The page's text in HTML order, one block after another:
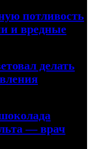
потливость
и вредные
делать
— врач